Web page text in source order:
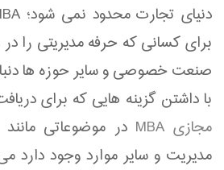
برای کسانی که حرفه مدیریتی را
صنعت خصوصی و سایر حوزه ها
با داشتن گزینه هایی که برای
مجازی MBA
در موضوعاتی مانند
مدیریت و سایر موارد وجود دارد می